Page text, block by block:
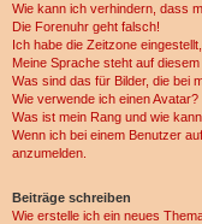
Wie kann ich verhindern, dass
Die Forenuhr geht falsch!
Ich habe die Zeitzone
Meine Sprache steht auf
Was sind das für Bilder, die bei
Wie verwende ich einen Avatar?
Was ist mein Rang und wie
Wenn ich bei einem Benutzer
anzumelden.
Beiträge schreiben
Wie erstelle ich ein neues